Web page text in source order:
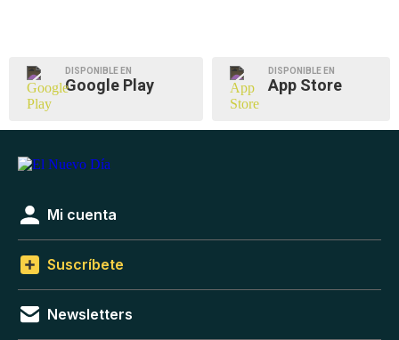
DISPONIBLE EN
Google Play
DISPONIBLE EN
App Store
Mi cuenta
Suscríbete
Newsletters